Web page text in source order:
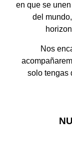
en que se
del
Nos
solo tengas